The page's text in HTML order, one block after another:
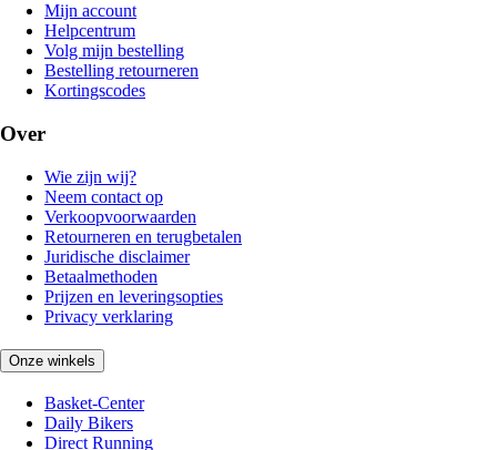
Mijn account
Helpcentrum
Volg mijn bestelling
Bestelling retourneren
Kortingscodes
Over
Wie zijn wij?
Neem contact op
Verkoopvoorwaarden
Retourneren en terugbetalen
Juridische disclaimer
Betaalmethoden
Prijzen en leveringsopties
Privacy verklaring
Onze winkels
Basket-Center
Daily Bikers
Direct Running